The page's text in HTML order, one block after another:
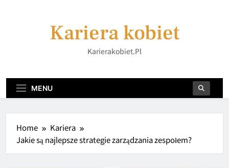
Kariera kobiet
Karierakobiet.pl
MENU
Home
Kariera
Jakie są najlepsze strategie zarządzania zespołem?